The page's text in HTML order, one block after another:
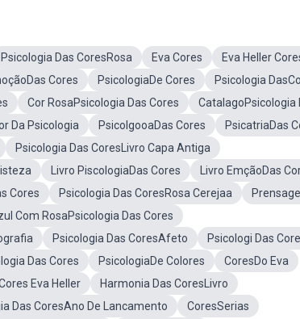
Psicologia Das CoresRosa Eva Cores
Eva Heller
Cores PsicologiaDe Cores
Psicologia
Cor RosaPsicologia Das Cores
CatalagoPsicologia
Da Psicologia PsicolgooaDas Cores
PsicatriaDas
Psicologia Das CoresLivro Capa Antiga
Livro PiscologiaDas Cores
Livro EmçãoDas
Cores Psicologia Das CoresRosa Cerejaa
Com RosaPsicologia Das Cores
Psicologia Das CoresAfeto
Psicologi Das
Das Cores PsicologiaDe Colores
CoresDo Eva
Eva Heller
Harmonia Das CoresLivro
Das CoresAno De Lancamento
CoresSerias